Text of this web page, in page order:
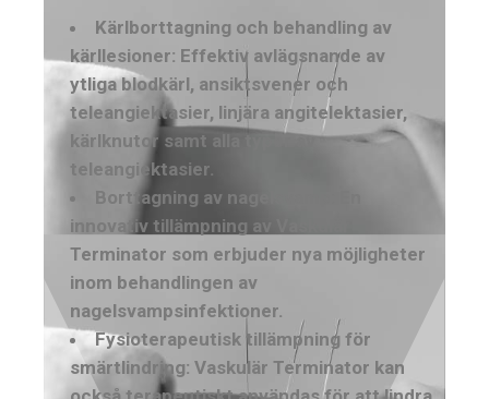
Kärlborttagning och behandling av
kärllesioner: Effektiv avlägsnande av
ytliga blodkärl, ansiktsvener och
teleangiektasier, linjära angitelektasier,
kärlknutor samt alla typer av
teleangiektasier.
Borttagning av nagelsvamp: En
innovativ tillämpning av Vaskulär
Terminator som erbjuder nya möjligheter
inom behandlingen av
nagelsvampsinfektioner.
Fysioterapeutisk tillämpning för
smärtlindring: Vaskulär Terminator kan